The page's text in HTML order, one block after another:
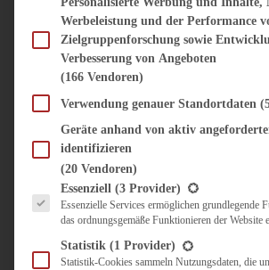
SÜSS &
DIPS, SAUCEN,
KULINARISCH
Werbeleistung und der Performance
Zielgruppenforschung sowie
Verbesserung von Angeboten
(166 Vendoren)
Verwendung genauer Standortdaten
Geräte anhand von aktiv
identifizieren
(20 Vendoren)
Es folgt eine Liste der Service-Gruppen, für die eine
Essenziell (3 Provider)
Essenzielle Services ermöglichen grundlegende
das ordnungsgemäße Funktionieren der Website
Statistik (1 Provider)
Statistik-Cookies sammeln Nutzungsdaten, die